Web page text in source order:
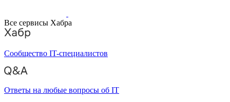
Все сервисы Хабра
Сообщество IT-специалистов
Ответы на любые вопросы об IT